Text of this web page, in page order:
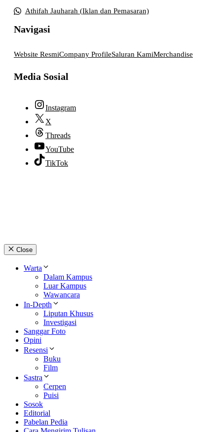
Athifah Jauharah (Iklan dan Pemasaran)
Navigasi
Website ResmiCompany ProfileSaluran KamiMerchandise
Media Sosial
Instagram
X
Threads
YouTube
TikTok
Close
Warta
Dalam Kampus
Luar Kampus
Wawancara
In-Depth
Liputan Khusus
Investigasi
Sanggar Foto
Opini
Resensi
Buku
Film
Sastra
Cerpen
Puisi
Sosok
Editorial
Pabelan Pedia